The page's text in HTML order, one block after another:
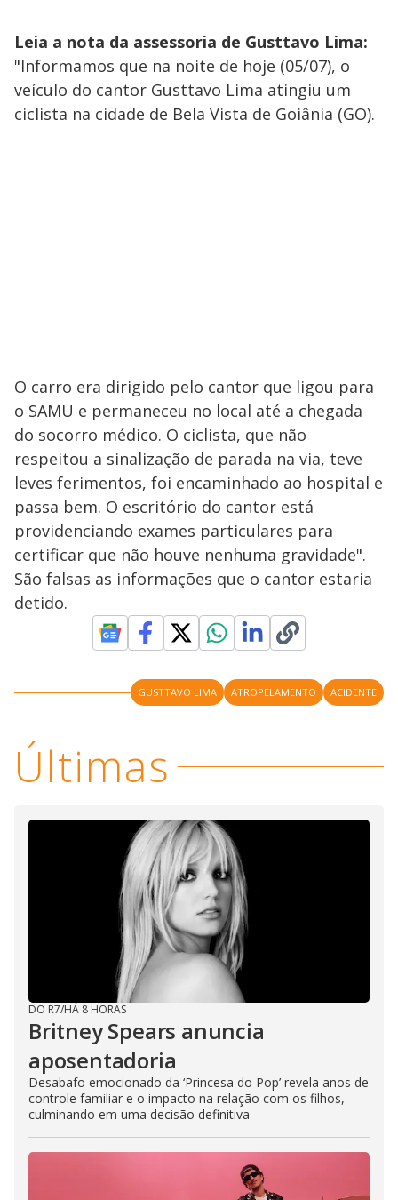
Leia a nota da assessoria de Gusttavo Lima:
"Informamos que na noite de hoje (05/07), o
veículo do cantor Gusttavo Lima atingiu um
ciclista na cidade de Bela Vista de Goiânia (GO).
O carro era dirigido pelo cantor que ligou para
o SAMU e permaneceu no local até a chegada
do socorro médico. O ciclista, que não
respeitou a sinalização de parada na via, teve
leves ferimentos, foi encaminhado ao hospital e
passa bem. O escritório do cantor está
providenciando exames particulares para
certificar que não houve nenhuma gravidade".
São falsas as informações que o cantor estaria
detido.
GUSTTAVO LIMA ATROPELAMENTO ACIDENTE
Últimas
DO R7/HÁ 8 HORAS
Britney Spears anuncia
aposentadoria
Desabafo emocionado da ‘Princesa do Pop’ revela anos de
controle familiar e o impacto na relação com os filhos,
culminando em uma decisão definitiva